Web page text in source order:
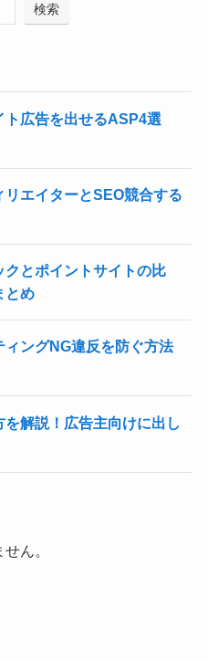
検索
広告を出せるASP4選
エイターとSEO競合する
とポイントサイトの比
とめ
ングNG違反を防ぐ方法
解説！広告主向けに出し
ん。